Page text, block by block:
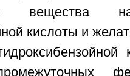
кислоты и